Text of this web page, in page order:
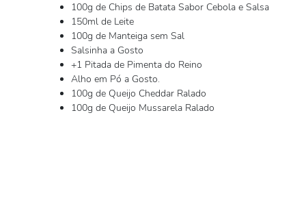
100g de Chips de Batata Sabor Cebola e Salsa
150ml de Leite
100g de Manteiga sem Sal
Salsinha a Gosto
+1 Pitada de Pimenta do Reino
Alho em Pó a Gosto.
100g de Queijo Cheddar Ralado
100g de Queijo Mussarela Ralado